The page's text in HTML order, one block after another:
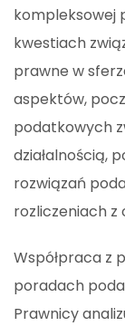
kompleksowej
kwestiach
prawne w
aspektów,
podatkowych
działalnością,
rozwiązań
rozliczeniach
Współpraca z
poradach
Prawnicy